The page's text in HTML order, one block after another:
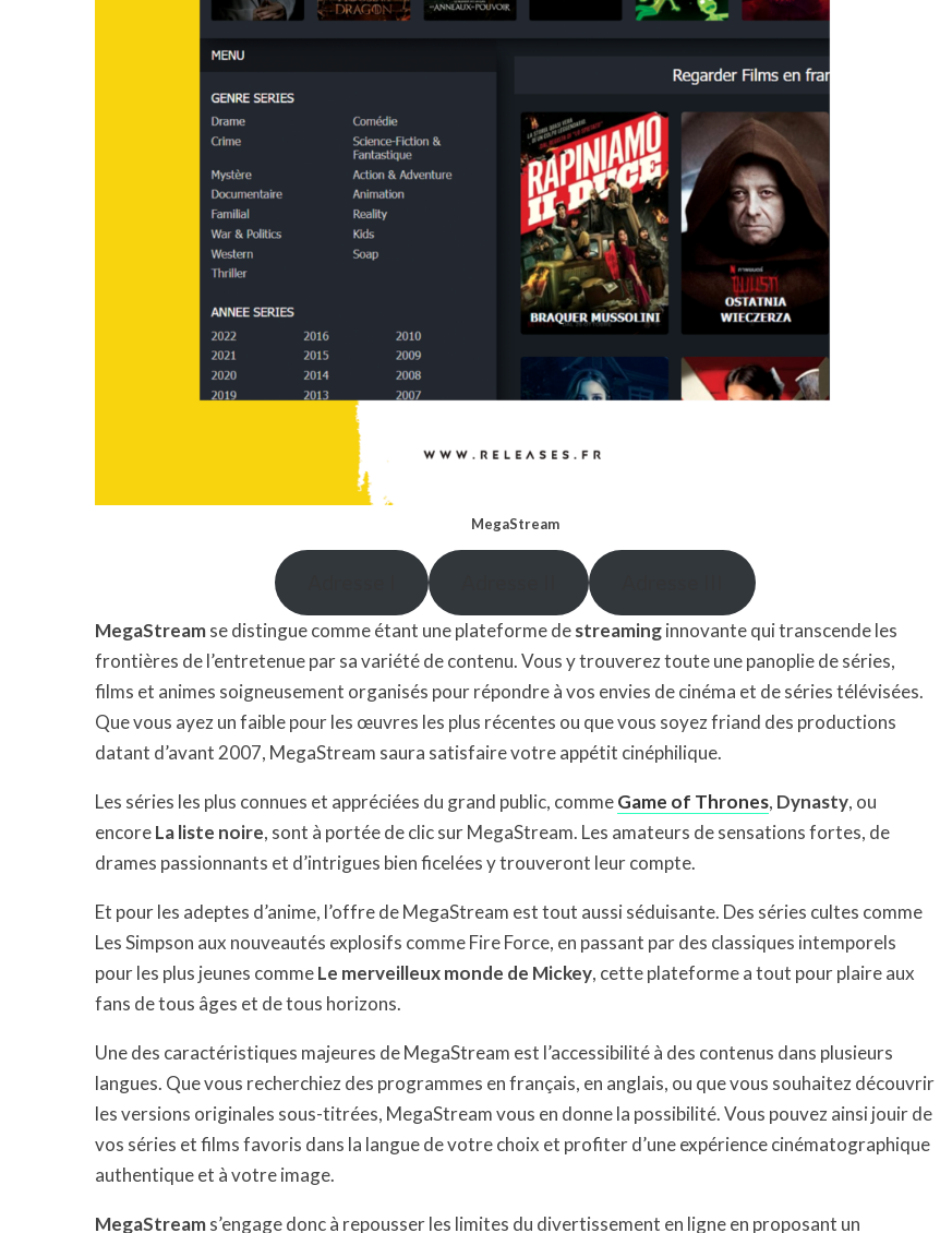
MegaStream
MegaStreamse distingue comme étant une plateforme destreaminginnovante qui transcende les
frontières de l’entretenue par sa variété de contenu. Vous y trouverez toute une panoplie de séries,
films et animes soigneusement organisés pour répondre à vos envies de cinéma et de séries télévisées.
Que vous ayez un faible pour les œuvres les plus récentes ou que vous soyez friand des productions
datant d’avant 2007, MegaStream saura satisfaire votre appétit cinéphilique.
Les séries les plus connues et appréciées du grand public, commeGame of Thrones, Dynasty, ou
encoreLa liste noire, sont à portée de clic sur MegaStream. Les amateurs de sensations fortes, de
drames passionnants et d’intrigues bien ficelées y trouveront leur compte.
Et pour les adeptes d’anime, l’offre de MegaStream est tout aussi séduisante. Des séries cultes comme
Les Simpson aux nouveautés explosifs comme Fire Force, en passant par des classiques intemporels
pour les plus jeunes commeLe merveilleux monde de Mickey, cette plateforme a tout pour plaire aux
fans de tous âges et de tous horizons.
Une des caractéristiques majeures de MegaStream est l’accessibilité à des contenus dans plusieurs
langues. Que vous recherchiez des programmes en français, en anglais, ou que vous souhaitez découvrir
les versions originales sous-titrées, MegaStream vous en donne la possibilité. Vous pouvez ainsi jouir de
vos séries et films favoris dans la langue de votre choix et profiter d’une expérience cinématographique
authentique et à votre image.
MegaStreams’engage donc à repousser les limites du divertissement en ligne en proposant un